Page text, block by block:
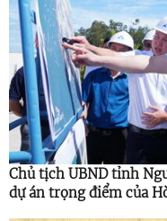
Chủ tịch UBND tỉnh
dự án trọng điểm của